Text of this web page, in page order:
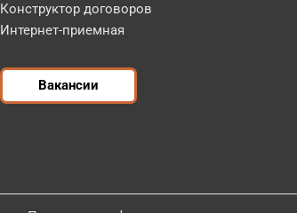
Конструктор договоров
Интернет-приемная
Вакансии